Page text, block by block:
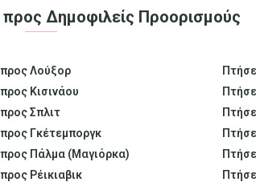
Δημοφιλείς Προορισμούς
Λούξορ
Κισινάου
Σπλιτ
Γκέτεμποργκ
Πάλμα (Μαγιόρκα)
Ρέικιαβικ